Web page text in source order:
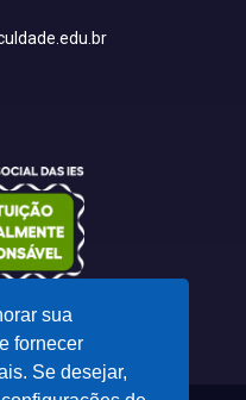
sua
fornecer
Se desejar,